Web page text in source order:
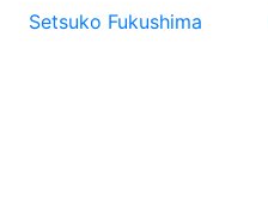
Setsuko Fukushima